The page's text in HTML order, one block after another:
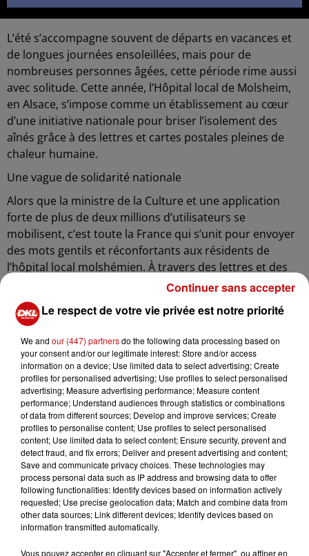
L’été s’accompagne souvent de départs en vacances et
de longues journées ensoleillées, mais pour de
nombreuses personnes âgées, cette période rime aussi
avec solitude. Cette année, l’Hôpital local de Molsheim,
en Alsace, s’impose comme un établissement au cœur
d’une initiative nationale pour briser l’isolement des
aînés grâce à des lettres et cartes postales pleines de
chaleur humaine.
Une vague de solidarité nationale
Alors que la ministre de la Culture et une application
forte de plus de deux millions d’utilisateurs se
mobilisent, c’est toute la France qui s’unit pour envoyer
des mots gentils et réconfortants aux résidents de
l’hôpital local molshémien. À travers des lettres et des
cartes postales venues de tous les horizons, les gestes
de solidarité illuminent le quotidien des aînés résidents.
Une urgence vitale
La solitude des seniors n’est pas une simple question de
moral : selon les derniers chiffres de l’OMS dévoilés ce
mois-ci, un décès toutes les 36 secondes dans le monde
est directement ou indirectement lié à l’isolement. En
plein été, canicules et départs temporaires renforcent la
vulnérabilité des personnes âgées laissées seules, ce qui
rend chaque geste de soutien d’autant plus précieux.
1 Lettre 1 Sourire et Fizzer, partenaires engagés
L’association « 1 Lettre 1 Sourire », déjà active depuis la
crise sanitaire, continue d’apporter du réconfort grâce à
des courriers manuscrits. Cette année, elle bénéficie
Le respect de votre vie privée est notre priorité
We and our (447) partnersdo the following data processing based on
your consent and/or our legitimate interest: Store and/or access
information on a device; Use limited data to select advertising; Create
profiles for personalised advertising; Use profiles to select personalised
advertising; Measure advertising performance; Measure content
performance; Understand audiences through statistics or combinations
of data from different sources; Develop and improve services; Create
profiles to personalise content; Use profiles to select personalised
content; Use limited data to select content; Ensure security, prevent and
detect fraud, and fix errors; Deliver and present advertising and content;
Save and communicate privacy choices. These technologies may
process personal data such as IP address and browsing data to offer
following functionalities: Identify devices based on information actively
requested; Use precise geolocation data; Match and combine data from
other data sources; Link different devices; Identify devices based on
information transmitted automatically.
Vous pouvez accepter en cliquant sur "Accepter et fermer", ou affiner en
Continuer sans accepter